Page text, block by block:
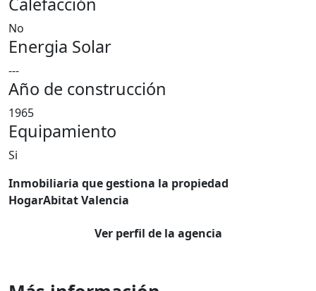
No
Energia Solar
---
Año de construcción
1965
Equipamiento
Si
Inmobiliaria que gestiona la propiedad
HogarAbitat Valencia
Ver perfil de la agencia